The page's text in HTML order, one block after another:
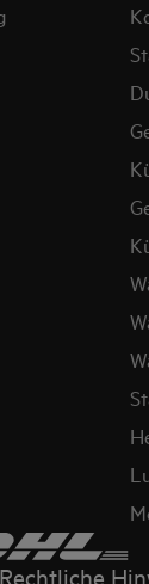
Rechtliche